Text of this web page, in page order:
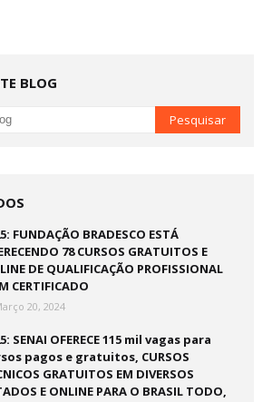
BLOG
FUNDAÇÃO BRADESCO ESTÁ
78 CURSOS GRATUITOS E
DE QUALIFICAÇÃO PROFISSIONAL
CERTIFICADO
20, 2024
SENAI OFERECE 115 mil vagas para
pagos e gratuitos, CURSOS
GRATUITOS EM DIVERSOS
E ONLINE PARA O BRASIL TODO,